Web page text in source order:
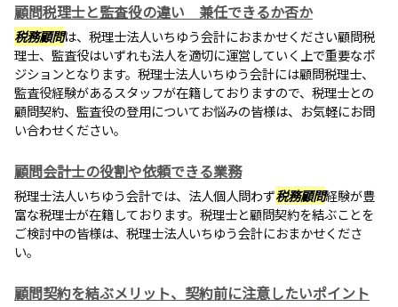
顧問税理士と監査役の違い 兼任できるか否か
税務顧問は、税理士法人いちゆう会計におまかせください顧問税
理士、監査役はいずれも法人を適切に運営していく上で重要なポ
ジションとなります。税理士法人いちゆう会計には顧問税理士、
監査役経験があるスタッフが在籍しておりますので、税理士との
顧問契約、監査役の登用についてお悩みの皆様は、お気軽にお問
い合わせください。
顧問会計士の役割や依頼できる業務
税理士法人いちゆう会計では、法人個人問わず税務顧問経験が豊
富な税理士が在籍しております。税理士と顧問契約を結ぶことを
ご検討中の皆様は、税理士法人いちゆう会計におまかせくださ
い。
顧問契約を結ぶメリット、契約前に注意したいポイント